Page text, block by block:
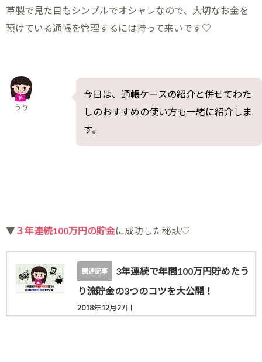
革製で見た目もシンプルでオシャレなので、大切なお金を
預けている通帳を管理するには持って来いです♡
今日は、通帳ケースの紹介と併せてわた
しのおすすめの使い方も一緒に紹介しま
す。
うり
▼３年連続100万円の貯金に成功した秘訣♡
3年連続で年間100万円貯めたう
り流貯金の3つのコツを大公開！
2018年12月27日